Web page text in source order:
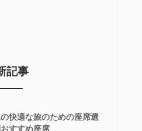
記事
快適な旅のための座席選
すすめ座席